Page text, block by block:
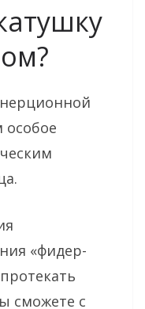
особое
«фидер-
сможете с